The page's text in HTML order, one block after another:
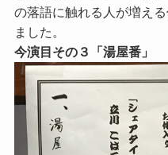
の落語に触れる人が増え
ました。
今演目その３「湯屋番」